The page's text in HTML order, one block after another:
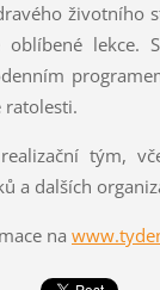
životního
lekce.
ratolesti.
tým,
a dalších
na